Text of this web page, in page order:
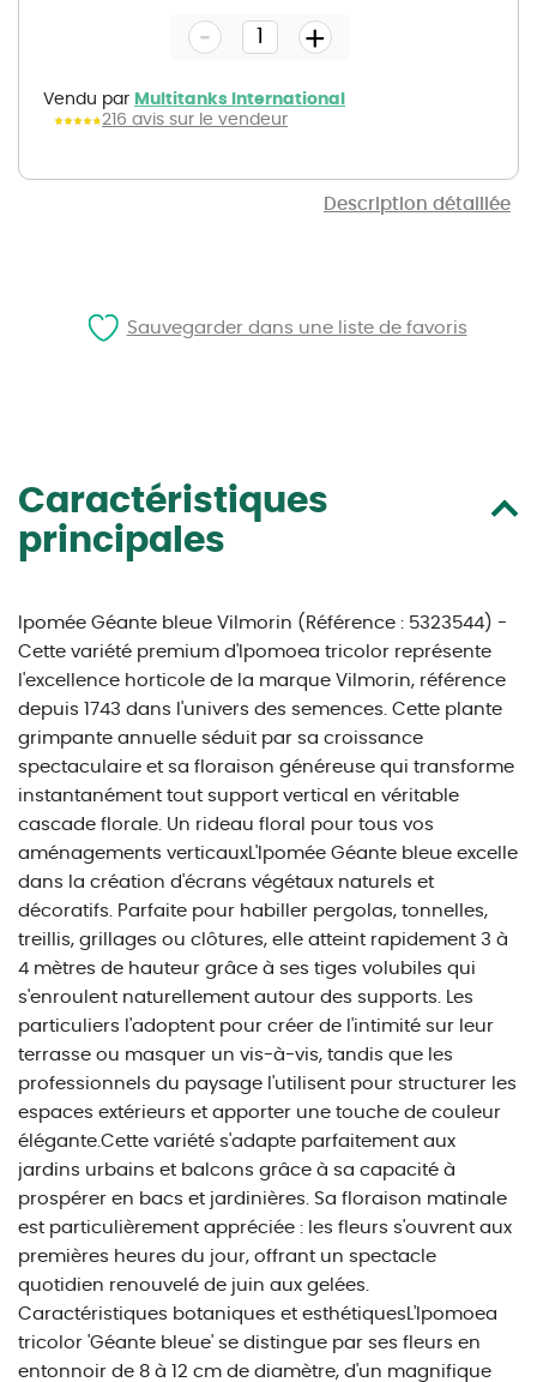
Description détaillée
gallery
Vendu par Multitanks International
216 avis sur le vendeur
- +
Caractéristiques
principales
Ipomée Géante bleue Vilmorin (Référence : 5323544) -
Cette variété premium d'Ipomoea tricolor représente
l'excellence horticole de la marque Vilmorin, référence
depuis 1743 dans l'univers des semences. Cette plante
grimpante annuelle séduit par sa croissance
spectaculaire et sa floraison généreuse qui transforme
instantanément tout support vertical en véritable
cascade florale. Un rideau floral pour tous vos
aménagements verticauxL'Ipomée Géante bleue excelle
dans la création d'écrans végétaux naturels et
décoratifs. Parfaite pour habiller pergolas, tonnelles,
treillis, grillages ou clôtures, elle atteint rapidement 3 à
4 mètres de hauteur grâce à ses tiges volubiles qui
s'enroulent naturellement autour des supports. Les
particuliers l'adoptent pour créer de l'intimité sur leur
terrasse ou masquer un vis-à-vis, tandis que les
professionnels du paysage l'utilisent pour structurer les
espaces extérieurs et apporter une touche de couleur
élégante.Cette variété s'adapte parfaitement aux
jardins urbains et balcons grâce à sa capacité à
prospérer en bacs et jardinières. Sa floraison matinale
est particulièrement appréciée : les fleurs s'ouvrent aux
premières heures du jour, offrant un spectacle
quotidien renouvelé de juin aux gelées.
Caractéristiques botaniques et esthétiquesL'Ipomoea
tricolor 'Géante bleue' se distingue par ses fleurs en
entonnoir de 8 à 12 cm de diamètre, d'un magnifique
Sauvegarder dans une liste de favoris